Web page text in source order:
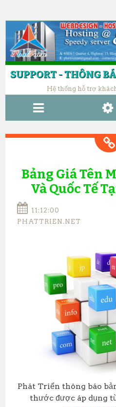
SUPPORT - THÔNG
Hệ thống hỗ trợ
Bảng Giá Tên
Và Quốc Tế
11:12:00
PHATTRIEN.NET
Phát Triển thông báo
thước được áp dụng